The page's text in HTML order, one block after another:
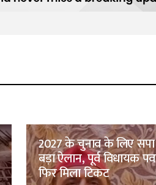
2027 के चुनाव के लिए
बड़ा ऐलान, पूर्व विधायक
फिर मिला टिकट